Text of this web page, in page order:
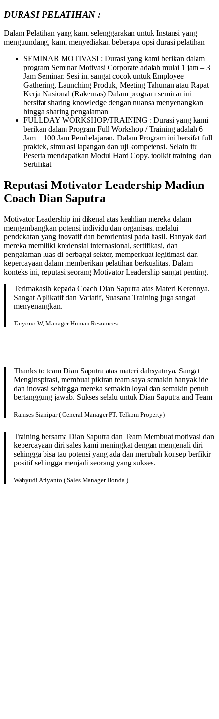
DURASI PELATIHAN :
Dalam Pelatihan yang kami selenggarakan untuk Instansi yang
menguundang, kami menyediakan beberapa opsi durasi pelatihan
SEMINAR MOTIVASI : Durasi yang kami berikan dalam
program Seminar Motivasi Corporate adalah mulai 1 jam – 3
Jam Seminar. Sesi ini sangat cocok untuk Employee
Gathering, Launching Produk, Meeting Tahunan atau Rapat
Kerja Nasional (Rakernas) Dalam program seminar ini
bersifat sharing knowledge dengan nuansa menyenangkan
hingga sharing pengalaman.
FULLDAY WORKSHOP/TRAINING : Durasi yang kami
berikan dalam Program Full Workshop / Training adalah 6
Jam – 100 Jam Pembelajaran. Dalam Program ini bersifat full
praktek, simulasi lapangan dan uji kompetensi. Selain itu
Peserta mendapatkan Modul Hard Copy. toolkit training, dan
Sertifikat
Reputasi Motivator Leadership Madiun
Coach Dian Saputra
Motivator Leadership ini dikenal atas keahlian mereka dalam
mengembangkan potensi individu dan organisasi melalui
pendekatan yang inovatif dan berorientasi pada hasil. Banyak dari
mereka memiliki kredensial internasional, sertifikasi, dan
pengalaman luas di berbagai sektor, memperkuat legitimasi dan
kepercayaan dalam memberikan pelatihan berkualitas. Dalam
konteks ini, reputasi seorang Motivator Leadership sangat penting.
Terimakasih kepada Coach Dian Saputra atas Materi Kerennya.
Sangat Aplikatif dan Variatif, Suasana Training juga sangat
menyenangkan.
Taryono W, Manager Human Resources
Thanks to team Dian Saputra atas materi dahsyatnya. Sangat
Menginspirasi, membuat pikiran team saya semakin banyak ide
dan inovasi sehingga mereka semakin loyal dan semakin penuh
bertanggung jawab. Sukses selalu untuk Dian Saputra and Team
Ramses Sianipar ( General Manager PT. Telkom Property)
Training bersama Dian Saputra dan Team Membuat motivasi dan
kepercayaan diri sales kami meningkat dengan mengenali diri
sehingga bisa tau potensi yang ada dan merubah konsep berfikir
positif sehingga menjadi seorang yang sukses.
Wahyudi Ariyanto ( Sales Manager Honda )